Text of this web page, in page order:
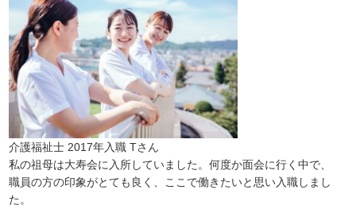
介護福祉士 2017年入職 Tさん
私の祖母は大寿会に入所していました。何度か面会に行く中で、
職員の方の印象がとても良く、ここで働きたいと思い入職しまし
た。